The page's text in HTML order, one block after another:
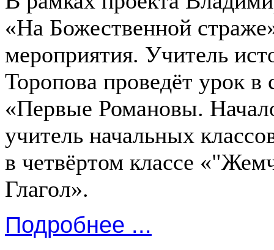
«На Божественной
мероприятия. Учитель
Торопова проведёт урок в
«Первые Романовы.
учитель начальных
в четвёртом классе
Глагол».
Подробнее ...